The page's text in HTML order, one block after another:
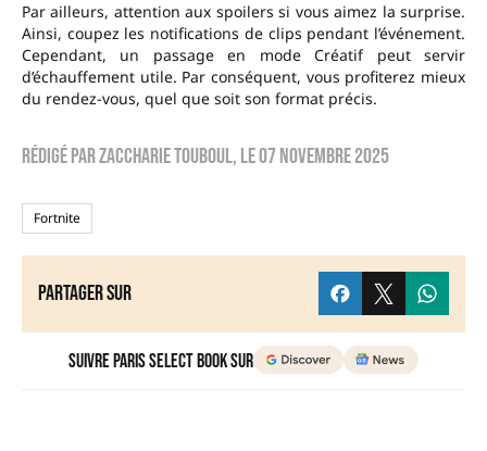
Par ailleurs, attention aux spoilers si vous aimez la surprise.
Ainsi, coupez les notifications de clips pendant l’événement.
Cependant, un passage en mode Créatif peut servir
d’échauffement utile. Par conséquent, vous profiterez mieux
du rendez-vous, quel que soit son format précis.
Rédigé parzaccharie touboul, le07 novembre 2025
Fortnite
Partager sur
Suivre Paris Select Book sur